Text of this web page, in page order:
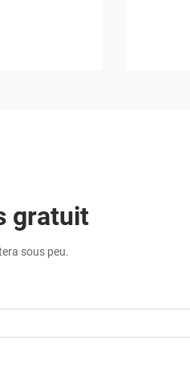
gratuit
sous peu.